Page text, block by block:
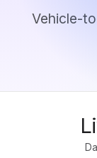
Vehicle-